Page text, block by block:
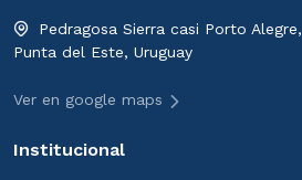
Pedragosa Sierra casi Porto Alegre,
Punta del Este, Uruguay
Ver en google maps
Institucional